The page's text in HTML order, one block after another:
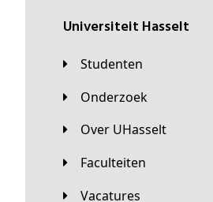
universiteit Hasselt
Studenten
Onderzoek
Over UHasselt
Faculteiten
Vacatures